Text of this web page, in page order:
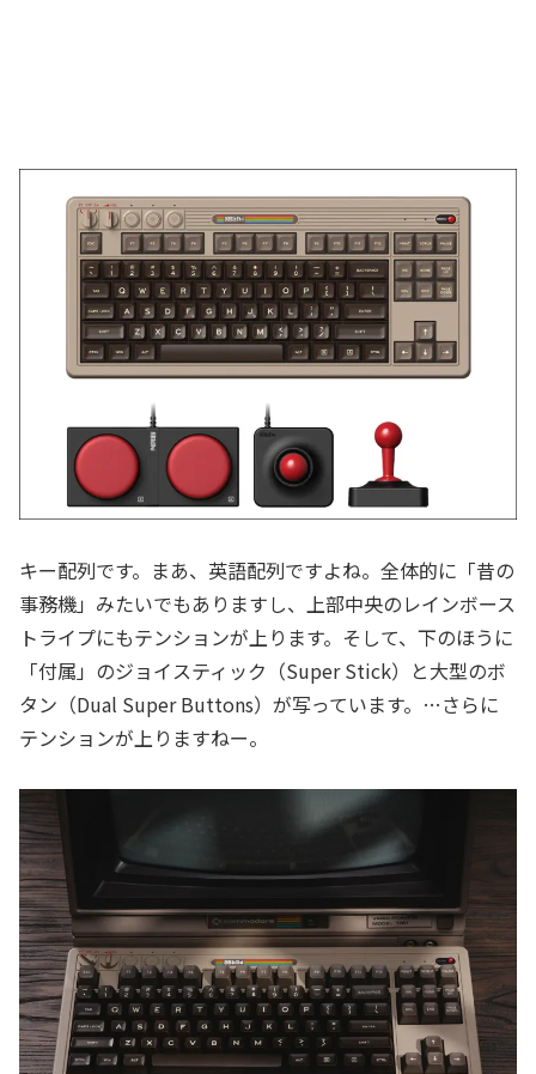
キー配列です。まあ、英語配列ですよね。全体的に「昔の
事務機」みたいでもありますし、上部中央のレインボース
トライプにもテンションが上ります。そして、下のほうに
「付属」のジョイスティック（Super Stick）と大型のボ
タン（Dual Super Buttons）が写っています。…さらに
テンションが上りますねー。